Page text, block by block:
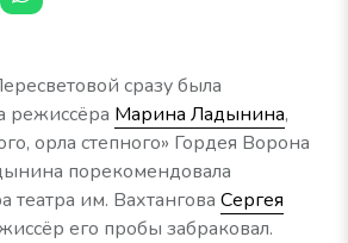
сразу была
режиссёра Марина Ладынина,
орла степного» Гордея Ворона
порекомендовала
театра им. Вахтангова Сергея
его пробы забраковал.